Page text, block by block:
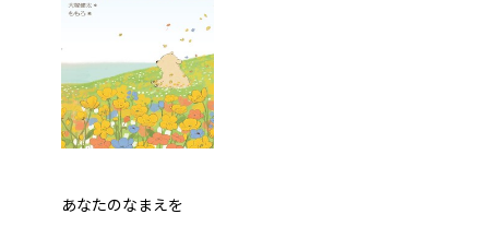
あなたのなまえを